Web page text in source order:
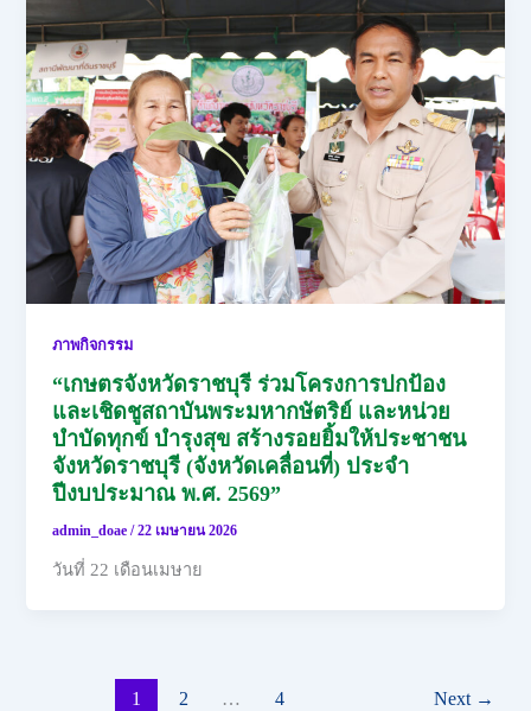
ภาพกิจกรรม
“เกษตรจังหวัดราชบุรี ร่วมโครงการปกป้อง
และเชิดชูสถาบันพระมหากษัตริย์ และหน่วย
บำบัดทุกข์ บำรุงสุข สร้างรอยยิ้มให้ประชาชน
จังหวัดราชบุรี (จังหวัดเคลื่อนที่) ประจำ
ปีงบประมาณ พ.ศ. 2569”
admin_doae/22 เมษายน 2026
วันที่ 22 เดือนเมษาย
1 2 … 4 Next →